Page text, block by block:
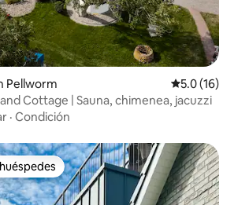
Pellworm Calificación
5.0 (16)
Cottage | Sauna, chimenea, jacuzzi
· Condición
preferido